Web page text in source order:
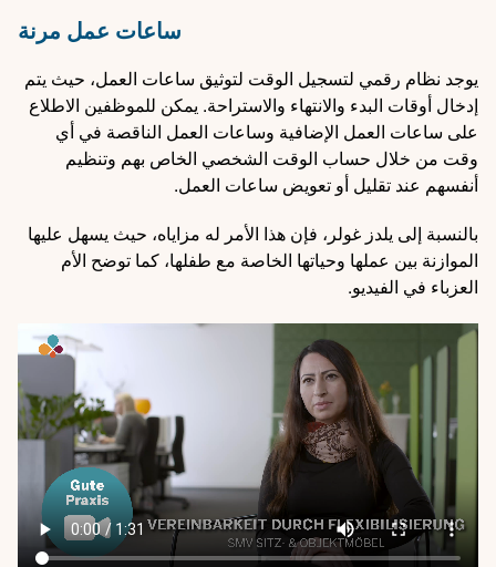
ساعات عمل مرنة
يوجد نظام رقمي لتسجيل الوقت لتوثيق ساعات العمل، حيث يتم
إدخال أوقات البدء والانتهاء والاستراحة. يمكن للموظفين الاطلاع
على ساعات العمل الإضافية وساعات العمل الناقصة في أي
وقت من خلال حساب الوقت الشخصي الخاص بهم وتنظيم
أنفسهم عند تقليل أو تعويض ساعات العمل.
بالنسبة إلى يلدز غولر، فإن هذا الأمر له مزاياه، حيث يسهل عليها
الموازنة بين عملها وحياتها الخاصة مع طفلها، كما توضح الأم
العزباء في الفيديو.
Video